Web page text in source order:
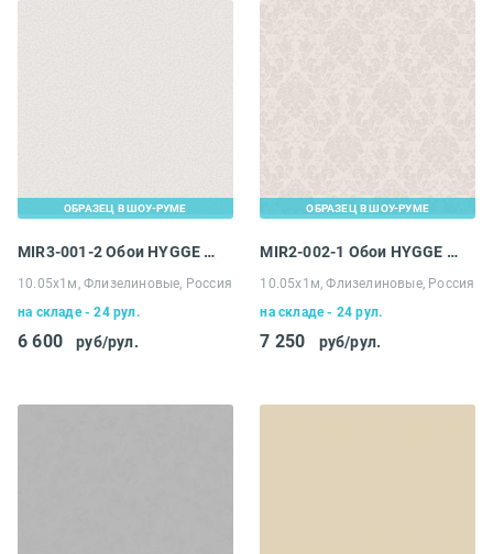
ОБРАЗЕЦ В ШОУ-РУМЕ
MIR3-001-2 Обои HYGGE Roll Made in Russia
10.05х1м, Флизелиновые, Россия
на складе - 24 рул.
6 600 руб/рул.
ОБРАЗЕЦ В ШОУ-РУМЕ
MIR2-002-1 Обои HYGGE Roll Made in Russia
10.05х1м, Флизелиновые, Россия
на складе - 24 рул.
7 250 руб/рул.